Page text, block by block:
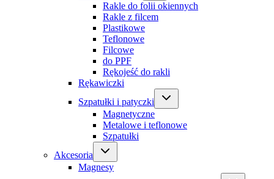
Rakle do folii okiennych
Rakle z filcem
Plastikowe
Teflonowe
Filcowe
do PPF
Rękojeść do rakli
Rękawiczki
Szpatułki i patyczki
Magnetyczne
Metalowe i teflonowe
Szpatułki
Akcesoria
Magnesy